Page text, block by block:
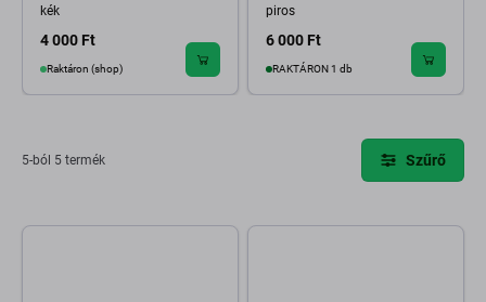
kék
4 000 Ft
Raktáron (shop)
piros
6 000 Ft
RAKTÁRON 1 db
5-ból 5 termék Szűrő